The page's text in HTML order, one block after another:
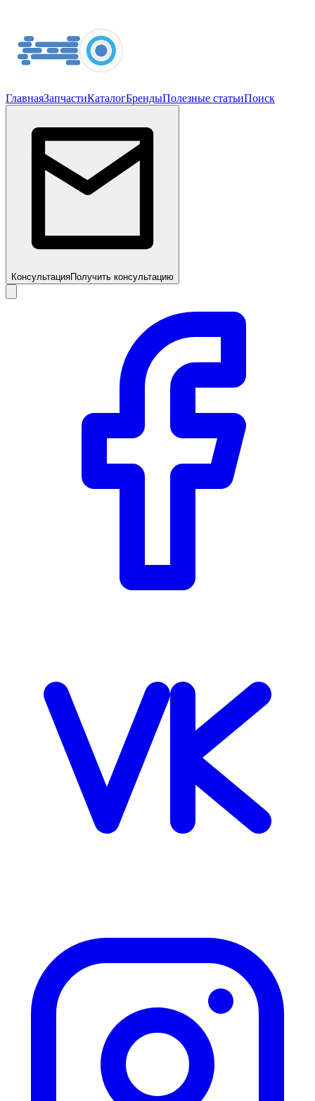
ГлавнаяЗапчастиКаталогБрендыПолезные статьиПоиск
КонсультацияПолучить консультацию